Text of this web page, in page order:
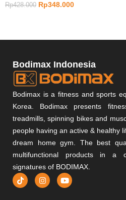
Rp428.000 Rp348.000
Bodimax Indonesia
Bodimax is a fitness and sports
Korea. Bodimax presents
treadmills, spinning bikes and
people having an active & healthy
dream home gym. The best
multifunctional products in a
signatures of BODIMAX.